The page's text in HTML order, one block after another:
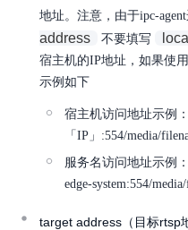
地址。注意，由于ipc-
address
不要填写
宿主机的IP地址，如果使
示例如下
宿主机访问地址示例
「IP」:554/media/
服务名访问地址示例
edge-system:554/
target address（目标rtsp